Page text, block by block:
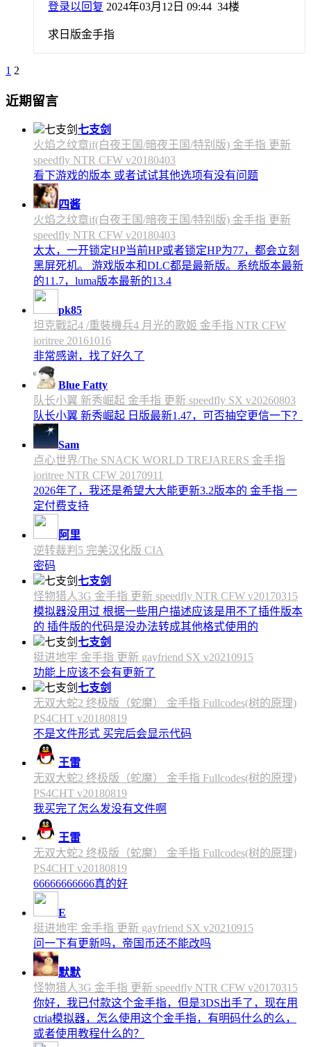
登录以回复 2024年03月12日 09:44 34楼
求日版金手指
1 2
近期留言
七支剑
火焰之纹章if(白夜王国/暗夜王国/特别版) 金手指 更新
speedfly NTR CFW v20180403
看下游戏的版本 或者试试其他选项有没有问题
四酱
火焰之纹章if(白夜王国/暗夜王国/特别版) 金手指 更新
speedfly NTR CFW v20180403
太太，一开锁定HP当前HP或者锁定HP为77，都会立刻
黑屏死机。 游戏版本和DLC都是最新版。系统版本最新
的11.7，luma版本最新的13.4
pk85
坦克戰記4 /重裝機兵4 月光的歌姬 金手指 NTR CFW
ioritree 20161016
非常感谢，找了好久了
Blue Fatty
队长小翼 新秀崛起 金手指 更新 speedfly SX v20260803
队长小翼 新秀崛起 日版最新1.47，可否抽空更信一下？
Sam
点心世界/The SNACK WORLD TREJARERS 金手指
ioritree NTR CFW 20170911
2026年了，我还是希望大大能更新3.2版本的 金手指 一
定付费支持
阿里
逆转裁判5 完美汉化版 CIA
密码
七支剑
怪物猎人3G 金手指 更新 speedfly NTR CFW v20170315
模拟器没用过 根据一些用户描述应该是用不了插件版本
的 插件版的代码是没办法转成其他格式使用的
七支剑
挺进地牢 金手指 更新 gayfriend SX v20210915
功能上应该不会有更新了
七支剑
无双大蛇2 终极版（蛇魔） 金手指 Fullcodes(树的原理)
PS4CHT v20180819
不是文件形式 买完后会显示代码
王雷
无双大蛇2 终极版（蛇魔） 金手指 Fullcodes(树的原理)
PS4CHT v20180819
我买完了怎么发没有文件啊
王雷
无双大蛇2 终极版（蛇魔） 金手指 Fullcodes(树的原理)
PS4CHT v20180819
66666666666真的好
E
挺进地牢 金手指 更新 gayfriend SX v20210915
问一下有更新吗，帝国币还不能改吗
默默
怪物猎人3G 金手指 更新 speedfly NTR CFW v20170315
你好，我已付款这个金手指，但是3DS出手了，现在用
ctria模拟器，怎么使用这个金手指，有明码什么的么，
或者使用教程什么的？